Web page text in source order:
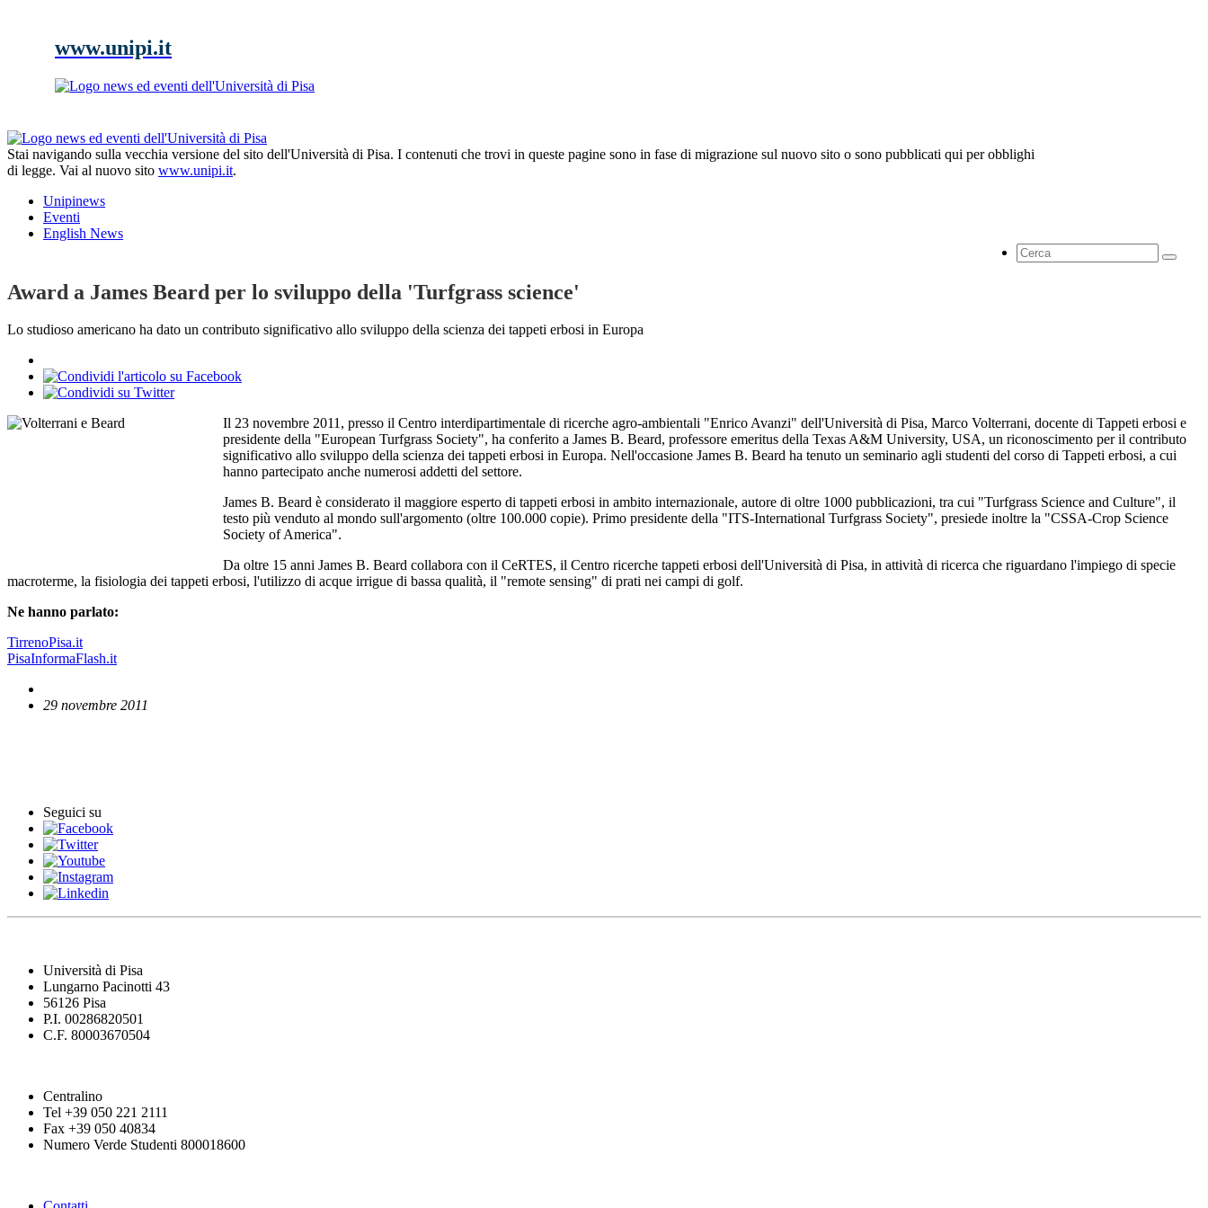
www.unipi.it
Stai navigando sulla vecchia versione del sito dell'Università di Pisa. I contenuti che trovi in queste pagine sono in fase di migrazione sul nuovo sito o sono pubblicati qui per obblighi
di legge. Vai al nuovo sito www.unipi.it.
Unipinews
Eventi
English News
Award a James Beard per lo sviluppo della 'Turfgrass science'
Lo studioso americano ha dato un contributo significativo allo sviluppo della scienza dei tappeti erbosi in Europa
Il 23 novembre 2011, presso il Centro interdipartimentale di ricerche agro-ambientali "Enrico Avanzi" dell'Università di Pisa, Marco Volterrani, docente di Tappeti erbosi e
presidente della "European Turfgrass Society", ha conferito a James B. Beard, professore emeritus della Texas A&M University, USA, un riconoscimento per il contributo
significativo allo sviluppo della scienza dei tappeti erbosi in Europa. Nell'occasione James B. Beard ha tenuto un seminario agli studenti del corso di Tappeti erbosi, a cui
hanno partecipato anche numerosi addetti del settore.
James B. Beard è considerato il maggiore esperto di tappeti erbosi in ambito internazionale, autore di oltre 1000 pubblicazioni, tra cui "Turfgrass Science and Culture", il
testo più venduto al mondo sull'argomento (oltre 100.000 copie). Primo presidente della "ITS-International Turfgrass Society", presiede inoltre la "CSSA-Crop Science
Society of America".
Da oltre 15 anni James B. Beard collabora con il CeRTES, il Centro ricerche tappeti erbosi dell'Università di Pisa, in attività di ricerca che riguardano l'impiego di specie
macroterme, la fisiologia dei tappeti erbosi, l'utilizzo di acque irrigue di bassa qualità, il "remote sensing" di prati nei campi di golf.
Ne hanno parlato:
TirrenoPisa.it
PisaInformaFlash.it
29 novembre 2011
Seguici su
Università di Pisa
Lungarno Pacinotti 43
56126 Pisa
P.I. 00286820501
C.F. 80003670504
Centralino
Tel +39 050 221 2111
Fax +39 050 40834
Numero Verde Studenti 800018600